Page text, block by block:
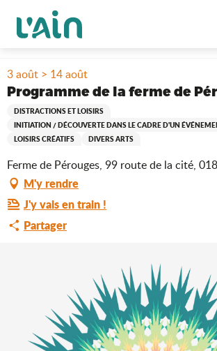
contenu
Accueil Séjourner
Agenda & nouveautés
3 août > 14 août
Programme de la ferme de
DISTRACTIONS ET LOISIRS
INITIATION / DÉCOUVERTE DANS LE CADRE D'UN
LOISIRS CRÉATIFS
DIVERS ARTS
Ferme de Pérouges, 99 route de la cité,
M'y rendre
J'y vais en train !
Partager